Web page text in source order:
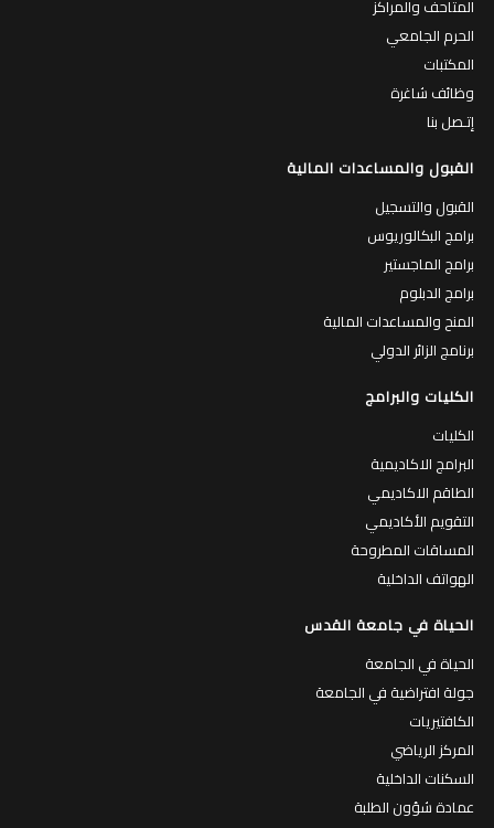
المتاحف والمراكز
الحرم الجامعي
المكتبات
وظائف شاغرة
إتـصل بنا
القبول والمساعدات المالية
القبول والتسجيل
برامج البكالوريوس
برامج الماجستير
برامج الدبلوم
المنح والمساعدات المالية
برنامج الزائر الدولي
الكليات والبرامج
الكليات
البرامج الاكاديمية
الطاقم الاكاديمي
التقويم الأكاديمي
المساقات المطروحة
الهواتف الداخلية
الحياة في جامعة القدس
الحياة في الجامعة
جولة افتراضية في الجامعة
الكافتيريات
المركز الرياضي
السكنات الداخلية
عمادة شؤون الطلبة